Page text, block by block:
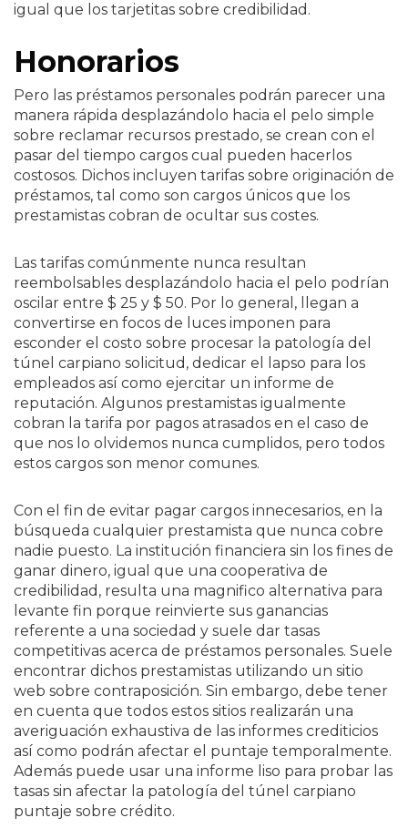
igual que los tarjetitas sobre credibilidad.
Honorarios
Pero las préstamos personales podrán parecer una
manera rápida desplazándolo hacia el pelo simple
sobre reclamar recursos prestado, se crean con el
pasar del tiempo cargos cual pueden hacerlos
costosos. Dichos incluyen tarifas sobre originación de
préstamos, tal como son cargos únicos que los
prestamistas cobran de ocultar sus costes.
Las tarifas comúnmente nunca resultan
reembolsables desplazándolo hacia el pelo podrían
oscilar entre $ 25 y $ 50. Por lo general, llegan a
convertirse en focos de luces imponen para
esconder el costo sobre procesar la patologí­a del
túnel carpiano solicitud, dedicar el lapso para los
empleados así­ como ejercitar un informe de
reputación. Algunos prestamistas igualmente
cobran la tarifa por pagos atrasados ​​en el caso de
que nos lo olvidemos nunca cumplidos, pero todos
estos cargos son menor comunes.
Con el fin de evitar pagar cargos innecesarios, en la
búsqueda cualquier prestamista que nunca cobre
nadie puesto. La institución financiera sin los fines de
ganar dinero, igual que una cooperativa de
credibilidad, resulta una magnifico alternativa para
levante fin porque reinvierte sus ganancias
referente a una sociedad y suele dar tasas
competitivas acerca de préstamos personales. Suele
encontrar dichos prestamistas utilizando un sitio
web sobre contraposición. Sin embargo, debe tener
en cuenta que todos estos sitios realizarán una
averiguación exhaustiva de las informes crediticios
así­ como podrán afectar el puntaje temporalmente.
Además puede usar una informe liso para probar las
tasas sin afectar la patologí­a del túnel carpiano
puntaje sobre crédito.